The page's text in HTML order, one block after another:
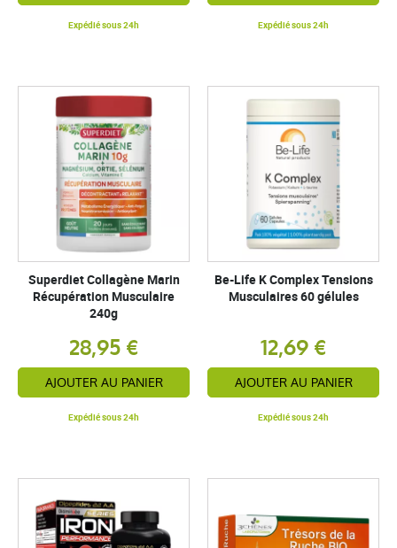
Expédié sous 24h Expédié sous 24h
Superdiet Collagène Marin
Récupération Musculaire
240g
28,95 €
AJOUTER AU PANIER
Expédié sous 24h
Be-Life K Complex Tensions
Musculaires 60 gélules
12,69 €
AJOUTER AU PANIER
Expédié sous 24h